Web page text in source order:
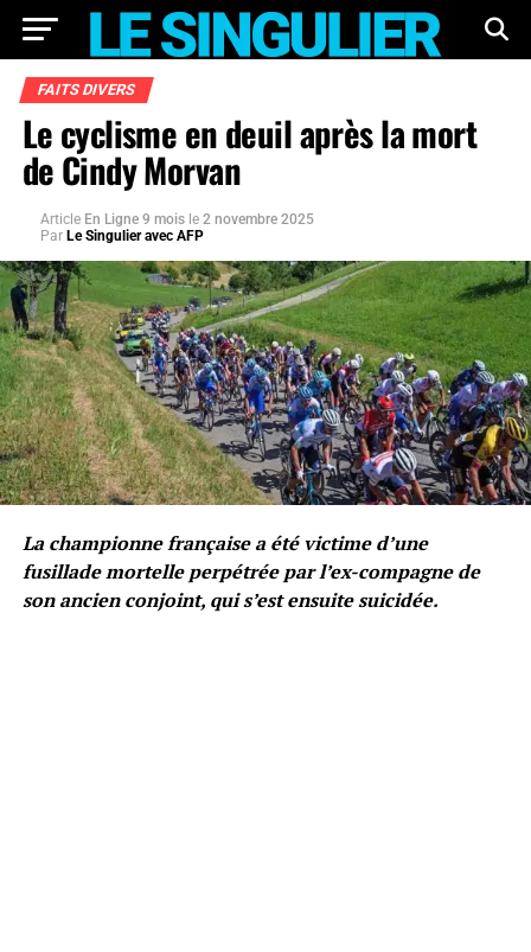
FAITS DIVERS
Le cyclisme en deuil après la mort
de Cindy Morvan
Article En Ligne 9 mois le 2 novembre 2025
Par Le Singulier avec AFP
La championne française a été victime d’une
fusillade mortelle perpétrée par l’ex-compagne de
son ancien conjoint, qui s’est ensuite suicidée.